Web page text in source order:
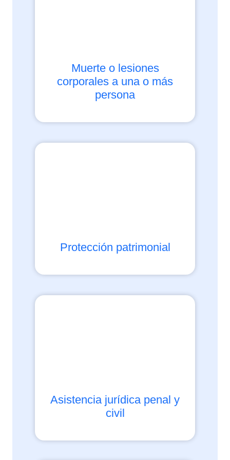
Muerte o lesiones
corporales a una o más
persona
Protección patrimonial
Asistencia jurídica penal y
civil